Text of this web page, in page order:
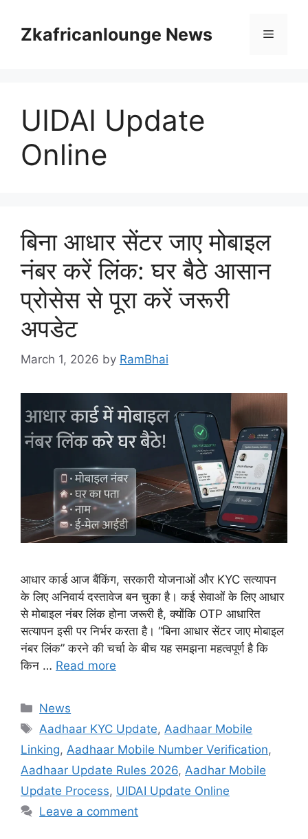
contentZkafricanlounge News Menu
UIDAI Update
Online
बिना आधार सेंटर जाए मोबाइल
नंबर करें लिंक: घर बैठे आसान
प्रोसेस से पूरा करें जरूरी
अपडेट
March 1, 2026 by RamBhai
आधार कार्ड आज बैंकिंग, सरकारी योजनाओं और KYC सत्यापन
के लिए अनिवार्य दस्तावेज बन चुका है। कई सेवाओं के लिए आधार
से मोबाइल नंबर लिंक होना जरूरी है, क्योंकि OTP आधारित
सत्यापन इसी पर निर्भर करता है। “बिना आधार सेंटर जाए मोबाइल
नंबर लिंक” करने की चर्चा के बीच यह समझना महत्वपूर्ण है कि
किन … Read more
Categories
News
Tags
Aadhaar KYC Update, Aadhaar Mobile
Linking, Aadhaar Mobile Number Verification,
Aadhaar Update Rules 2026, Aadhar Mobile
Update Process, UIDAI Update Online
Leave a comment